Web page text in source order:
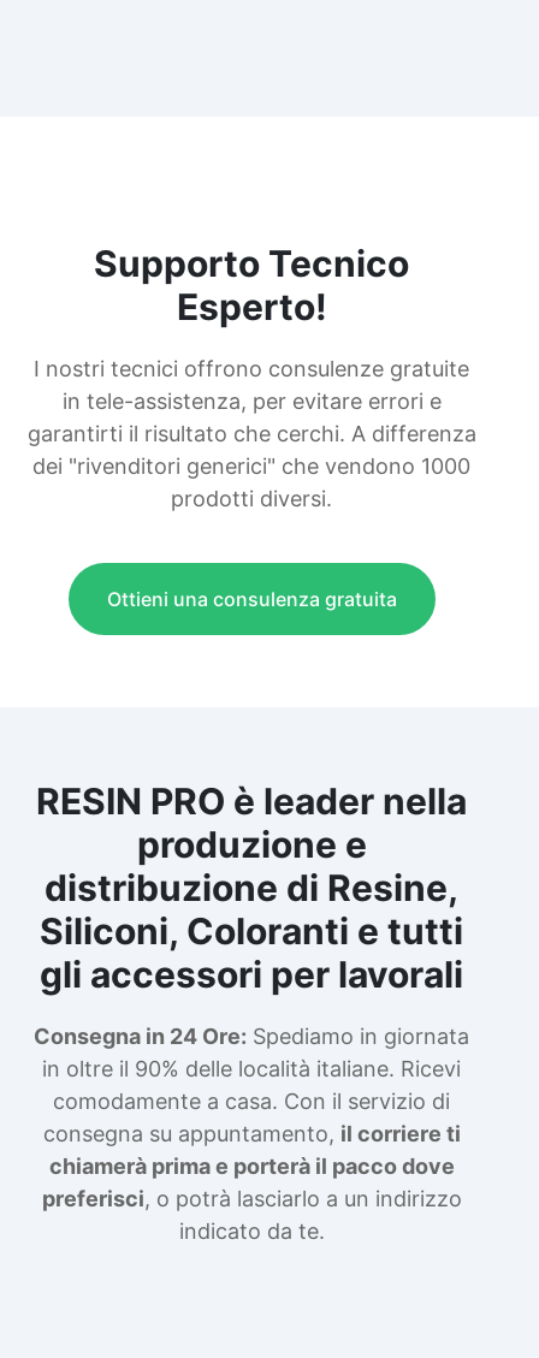
Supporto Tecnico
Esperto!
I nostri tecnici offrono consulenze gratuite
in tele-assistenza, per evitare errori e
garantirti il risultato che cerchi. A differenza
dei "rivenditori generici" che vendono 1000
prodotti diversi.
Ottieni una consulenza gratuita
RESIN PRO è leader nella
produzione e
distribuzione di Resine,
Siliconi, Coloranti e tutti
gli accessori per lavorali
Consegna in 24 Ore: Spediamo in giornata
in oltre il 90% delle località italiane. Ricevi
comodamente a casa. Con il servizio di
consegna su appuntamento, il corriere ti
chiamerà prima e porterà il pacco dove
preferisci, o potrà lasciarlo a un indirizzo
indicato da te.